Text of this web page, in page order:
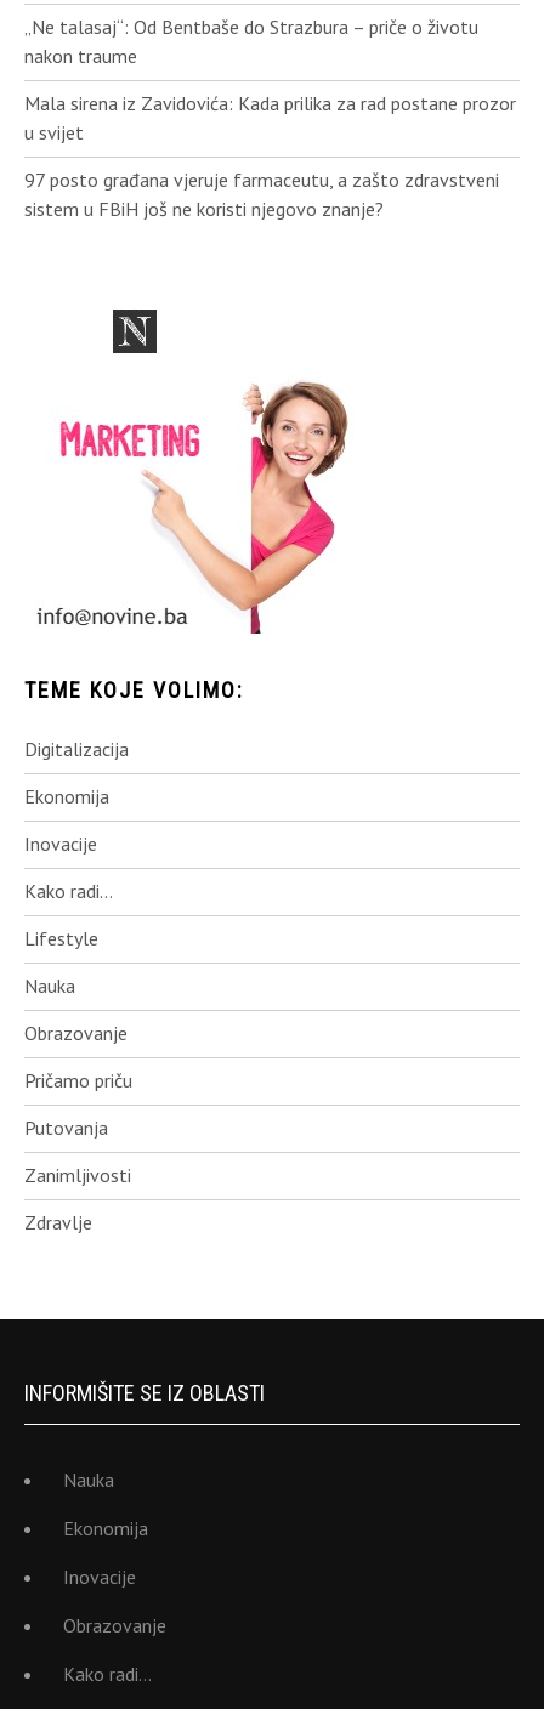
„Ne talasaj“: Od Bentbaše do Strazbura – priče o životu
nakon traume
Mala sirena iz Zavidovića: Kada prilika za rad postane prozor
u svijet
97 posto građana vjeruje farmaceutu, a zašto zdravstveni
sistem u FBiH još ne koristi njegovo znanje?
TEME KOJE VOLIMO:
Digitalizacija
Ekonomija
Inovacije
Kako radi…
Lifestyle
Nauka
Obrazovanje
Pričamo priču
Putovanja
Zanimljivosti
Zdravlje
INFORMIŠITE SE IZ OBLASTI
Nauka
Ekonomija
Inovacije
Obrazovanje
Kako radi…